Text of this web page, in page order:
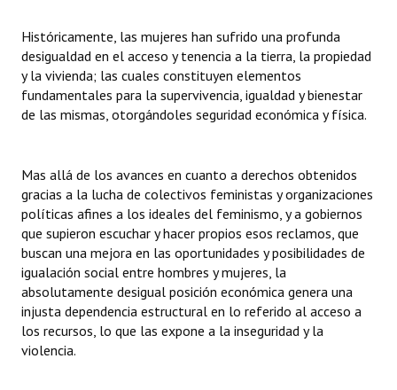
Históricamente, las mujeres han sufrido una profunda
desigualdad en el acceso y tenencia a la tierra, la propiedad
y la vivienda; las cuales constituyen elementos
fundamentales para la supervivencia, igualdad y bienestar
de las mismas, otorgándoles seguridad económica y física.
Mas allá de los avances en cuanto a derechos obtenidos
gracias a la lucha de colectivos feministas y organizaciones
políticas afines a los ideales del feminismo, y a gobiernos
que supieron escuchar y hacer propios esos reclamos, que
buscan una mejora en las oportunidades y posibilidades de
igualación social entre hombres y mujeres, la
absolutamente desigual posición económica genera una
injusta dependencia estructural en lo referido al acceso a
los recursos, lo que las expone a la inseguridad y la
violencia.